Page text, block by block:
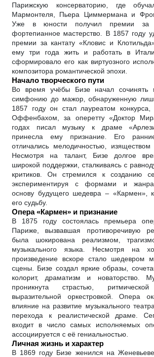
Парижскую консерваторию, где
Мармонтеля, Пьера Циммермана и
Уже в юности получил премии за
фортепианное мастерство. В 1857 году
премии за кантату «Кловис и
ему три года жить и работать в
сформировало его как виртуозного
композитора романтической эпохи.
Начало творческого пути
Во время учёбы Бизе начал сочинять
симфонию до мажор, обнаруженную
1857 году он стал лауреатом конкурса,
Оффенбахом, за оперетту «Доктор
годах писал музыку к драме
принесла ему признание. Его
отличались мелодичностью,
Несмотря на талант, Бизе долгое
широкой поддержки, сталкиваясь с
критиков. Он стремился к созданию
экспериментируя с формами и
основу будущего шедевра – «Кармен»,
его судьбу.
Опера «Кармен» и признание
В 1875 году состоялась премьера
Париже, вызвавшая противоречивую
была шокирована реализмом,
музыкального языка. Несмотря на
произведение вскоре стало шедевром
сцены. Бизе создал яркие образы,
колорит, драматизм и новаторство.
проникнута страстью,
выразительной оркестровкой. Опера
влияние на развитие музыкального
перехода к реалистической драме.
входит в число самых исполняемых
ассоциируется с её гениальностью.
Личная жизнь и характер
В 1869 году Бизе женился на